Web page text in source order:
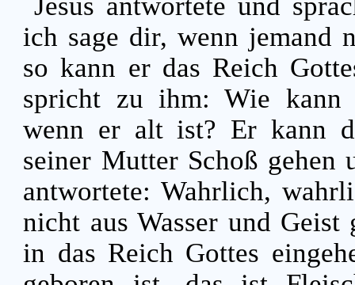
ich sage dir, wenn jemand
so kann er das Reich
spricht zu ihm: Wie kann
wenn er alt ist? Er kann
seiner Mutter Schoß gehen
antwortete: Wahrlich,
nicht aus Wasser und
in das Reich Gottes